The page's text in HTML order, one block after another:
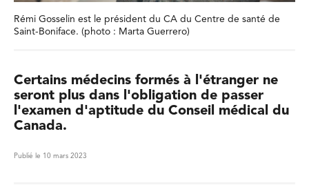
Rémi Gosselin est le président du CA du Centre de santé de
Saint-Boniface. (photo : Marta Guerrero)
Certains médecins formés à l'étranger ne
seront plus dans l'obligation de passer
l'examen d'aptitude du Conseil médical du
Canada.
Publié le 10 mars 2023